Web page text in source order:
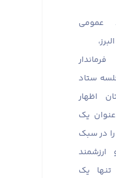
عمومی
ستاد
اظهار
یک
را در سبک
تنها یک